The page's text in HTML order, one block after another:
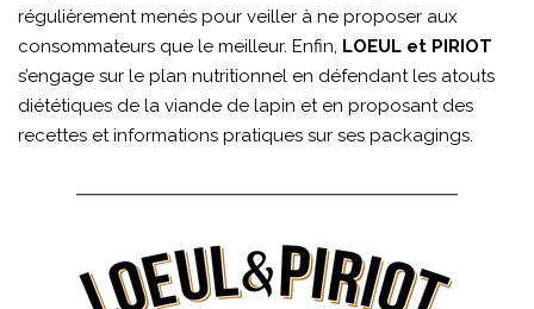
régulièrement menés pour veiller à ne proposer aux
consommateurs que le meilleur. Enfin, LOEUL et PIRIOT
s’engage sur le plan nutritionnel en défendant les atouts
diététiques de la viande de lapin et en proposant des
recettes et informations pratiques sur ses packagings.